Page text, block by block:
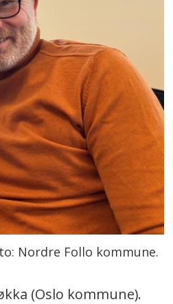
Nordre Follo kommune.
(Oslo kommune).